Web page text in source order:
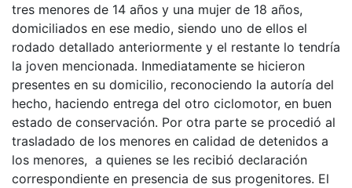
tres menores de 14 años y una mujer de 18 años,
domiciliados en ese medio, siendo uno de ellos el
rodado detallado anteriormente y el restante lo tendría
la joven mencionada. Inmediatamente se hicieron
presentes en su domicilio, reconociendo la autoría del
hecho, haciendo entrega del otro ciclomotor, en buen
estado de conservación. Por otra parte se procedió al
trasladado de los menores en calidad de detenidos a
los menores, a quienes se les recibió declaración
correspondiente en presencia de sus progenitores. El